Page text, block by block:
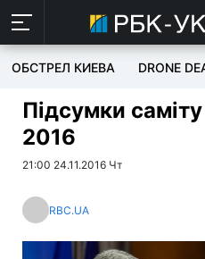
ОБСТРЕЛ КИЕВА DRONE
Підсумки
2016
21:00 24.11.2016 Чт
RBC.UA